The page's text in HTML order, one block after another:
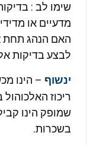
לב : בדיקות
או מדידים,
הנהג תחת
בדיקות אלו.
– הינו
האלכוהול
הינו קביל